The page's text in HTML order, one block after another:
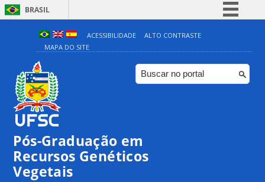
BRASIL
Simplifique!
Comunica BR
Participe
ACESSIBILIDADE
ALTO CONTRASTE
MAPA DO SITE
Pós-Graduação em
Recursos Genéticos
Vegetais